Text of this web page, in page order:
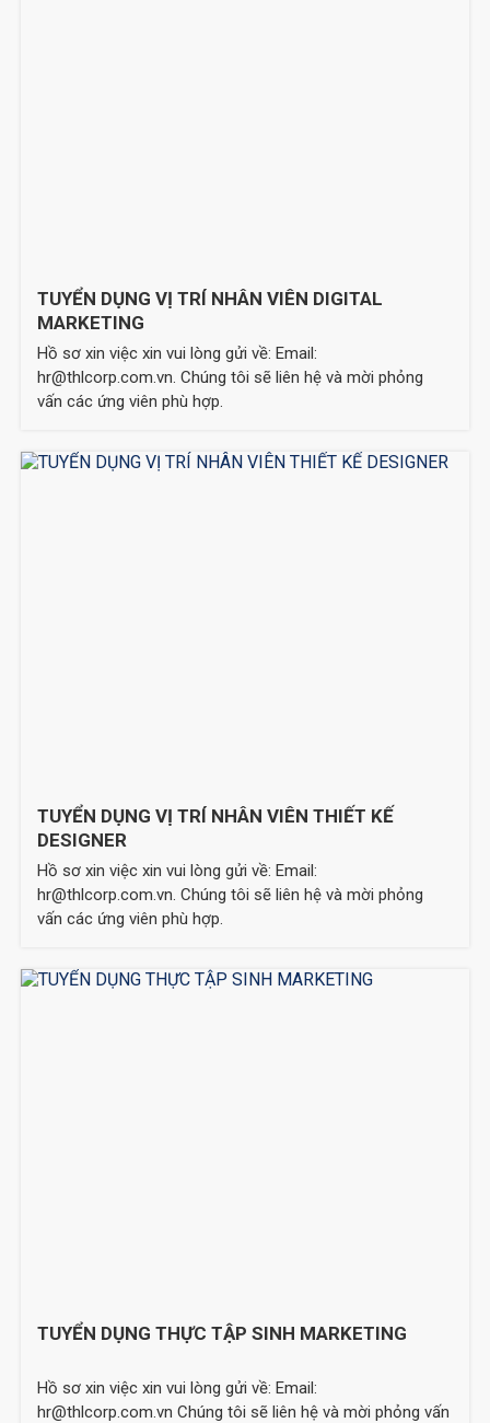
TUYỂN DỤNG VỊ TRÍ NHÂN VIÊN DIGITAL
MARKETING
Hồ sơ xin việc xin vui lòng gửi về: Email:
hr@thlcorp.com.vn. Chúng tôi sẽ liên hệ và mời phỏng
vấn các ứng viên phù hợp.
TUYỂN DỤNG VỊ TRÍ NHÂN VIÊN THIẾT KẾ
DESIGNER
Hồ sơ xin việc xin vui lòng gửi về: Email:
hr@thlcorp.com.vn. Chúng tôi sẽ liên hệ và mời phỏng
vấn các ứng viên phù hợp.
TUYỂN DỤNG THỰC TẬP SINH MARKETING
Hồ sơ xin việc xin vui lòng gửi về: Email:
hr@thlcorp.com.vn Chúng tôi sẽ liên hệ và mời phỏng vấn